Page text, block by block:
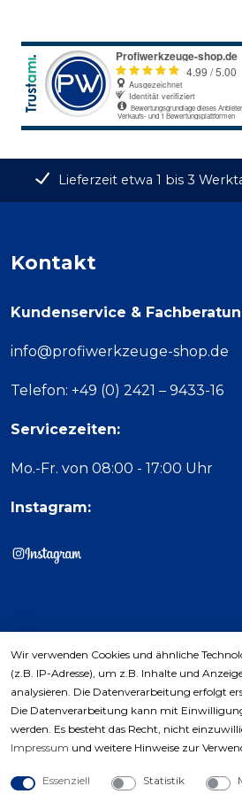
Lieferzeit etwa 1 bis 3
Kontakt
Kundenservice &
info@profiwerkzeuge-shop.de
Telefon: +49 (0) 2421 – 9433-16
Servicezeiten:
Mo.-Fr. von 08:00 - 17:00 Uhr
Instagram:
Wir verwenden Cookies und ähnliche
(z.B. IP-Adresse), um z.B. Inhalte und
analysieren. Die Datenverarbeitung erfolgt
Die Datenverarbeitung kann mit
werden. Es besteht das Recht, nicht
Impressum und weitere Hinweise zur
Essenziell Statistik